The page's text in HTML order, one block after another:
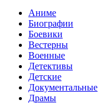
Аниме
Биографии
Боевики
Вестерны
Военные
Детективы
Детские
Документальные
Драмы